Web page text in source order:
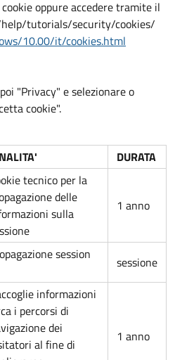
oppure accedere tramite il
tutorials/security/cookies/
10.00/it/cookies.html
"Privacy" e selezionare o
cookie".
DURATA
tecnico per la
delle
sulla
1 anno
session
sessione
informazioni
i percorsi di
dei
al fine di
1 anno